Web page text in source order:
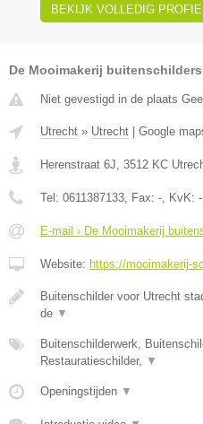
BEKIJK VOLLEDIG
De Mooimakerij
Niet gevestigd in de plaats
Utrecht » Utrecht Google
Herenstraat 6J, 3512 KC
Tel: 0611387133, Fax: -, KvK: -
E-mail › De Mooimakerij
Website: https://mooimakerij-
Buitenschilder voor Utrecht
de ▼
Buitenschilderwerk,
Restauratieschilder, ▼
Openingstijden ▼